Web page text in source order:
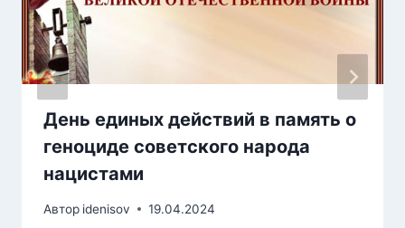
День единых действий в память о
геноциде советского народа
нацистами
Автор idenisov 19.04.2024